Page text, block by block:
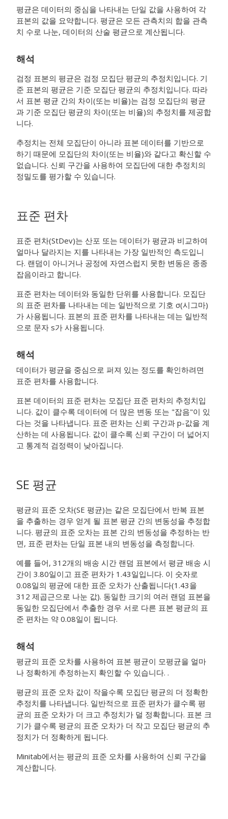
평균은 데이터의 중심을 나타내는 단일 값을 사용하여 각
표본의 값을 요약합니다. 평균은 모든 관측치의 합을 관측
치 수로 나눈, 데이터의 산술 평균으로 계산됩니다.
해석
검정 표본의 평균은 검정 모집단 평균의 추정치입니다. 기
준 표본의 평균은 기준 모집단 평균의 추정치입니다. 따라
서 표본 평균 간의 차이(또는 비율)는 검정 모집단의 평균
과 기준 모집단 평균의 차이(또는 비율)의 추정치를 제공합
니다.
추정치는 전체 모집단이 아니라 표본 데이터를 기반으로
하기 때문에 모집단의 차이(또는 비율)와 같다고 확신할 수
없습니다. 신뢰 구간을 사용하여 모집단에 대한 추정치의
정밀도를 평가할 수 있습니다.
표준 편차
표준 편차(StDev)는 산포 또는 데이터가 평균과 비교하여
얼마나 달라지는 지를 나타내는 가장 일반적인 측도입니
다. 랜덤이 아니거나 공정에 자연스럽지 못한 변동은 종종
잡음이라고 합니다.
표준 편차는 데이터와 동일한 단위를 사용합니다. 모집단
의 표준 편차를 나타내는 데는 일반적으로 기호 σ(시그마)
가 사용됩니다. 표본의 표준 편차를 나타내는 데는 일반적
으로 문자 s가 사용됩니다.
해석
데이터가 평균을 중심으로 퍼져 있는 정도를 확인하려면
표준 편차를 사용합니다.
표본 데이터의 표준 편차는 모집단 표준 편차의 추정치입
니다. 값이 클수록 데이터에 더 많은 변동 또는 "잡음"이 있
다는 것을 나타냅니다. 표준 편차는 신뢰 구간과 p-값을 계
산하는 데 사용됩니다. 값이 클수록 신뢰 구간이 더 넓어지
고 통계적 검정력이 낮아집니다.
SE 평균
평균의 표준 오차(SE 평균)는 같은 모집단에서 반복 표본
을 추출하는 경우 얻게 될 표본 평균 간의 변동성을 추정합
니다. 평균의 표준 오차는 표본 간의 변동성을 추정하는 반
면, 표준 편차는 단일 표본 내의 변동성을 측정합니다.
예를 들어, 312개의 배송 시간 랜덤 표본에서 평균 배송 시
간이 3.80일이고 표준 편차가 1.43일입니다. 이 숫자로
0.08일의 평균에 대한 표준 오차가 산출됩니다(1.43을
312 제곱근으로 나눈 값). 동일한 크기의 여러 랜덤 표본을
동일한 모집단에서 추출한 경우 서로 다른 표본 평균의 표
준 편차는 약 0.08일이 됩니다.
해석
평균의 표준 오차를 사용하여 표본 평균이 모평균을 얼마
나 정확하게 추정하는지 확인할 수 있습니다. .
평균의 표준 오차 값이 작을수록 모집단 평균의 더 정확한
추정치를 나타냅니다. 일반적으로 표준 편차가 클수록 평
균의 표준 오차가 더 크고 추정치가 덜 정확합니다. 표본 크
기가 클수록 평균의 표준 오차가 더 작고 모집단 평균의 추
정치가 더 정확하게 됩니다.
Minitab에서는 평균의 표준 오차를 사용하여 신뢰 구간을
계산합니다.